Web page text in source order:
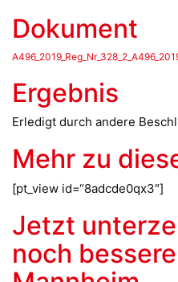
Dokument
Ergebnis
Erledigt durch andere
Mehr zu
[pt_view id=“8adcde0qx3″]
Jetzt
noch